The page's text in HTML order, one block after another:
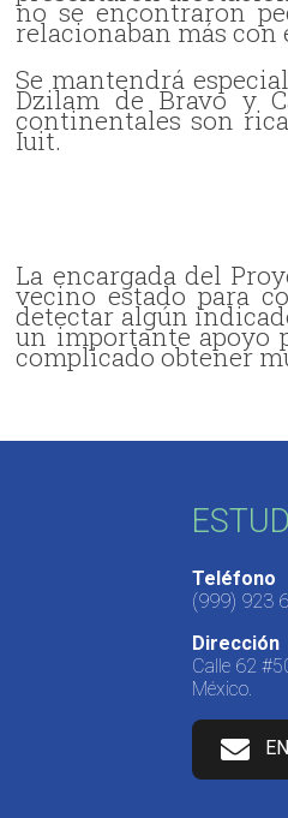
no se encontraron
relacionaban más con
Se mantendrá
Dzilam de Bravo y
continentales son
Iuit.
La encargada del
vecino estado para
detectar algún
un importante apoyo
complicado obtener
Teléfono
(999) 923
Dirección
Calle 62
México.